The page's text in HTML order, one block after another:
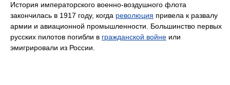
История императорского военно-воздушного флота
закончилась в 1917 году, когда революция привела к развалу
армии и авиационной промышленности. Большинство первых
русских пилотов погибли в гражданской войне или
эмигрировали из России.